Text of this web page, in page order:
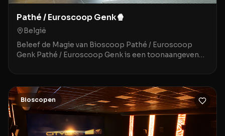
Pathé / Euroscoop Genk🍿
België
Beleef de Magie van Bioscoop Pathé / Euroscoop
Genk Pathé / Euroscoop Genk is een toonaangevende
Bioscopen